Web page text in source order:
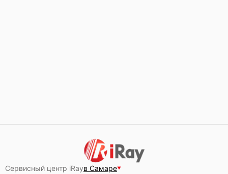
Сервисный центр iRayв Самаре